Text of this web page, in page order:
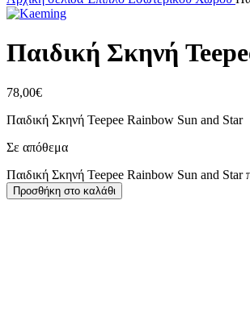
Παιδική Σκηνή
78,00€
Παιδική Σκηνή Teepee Rainbow Sun and Star
Σε απόθεμα
Παιδική Σκηνή Teepee Rainbow Sun and Star
Προσθήκη στο καλάθι